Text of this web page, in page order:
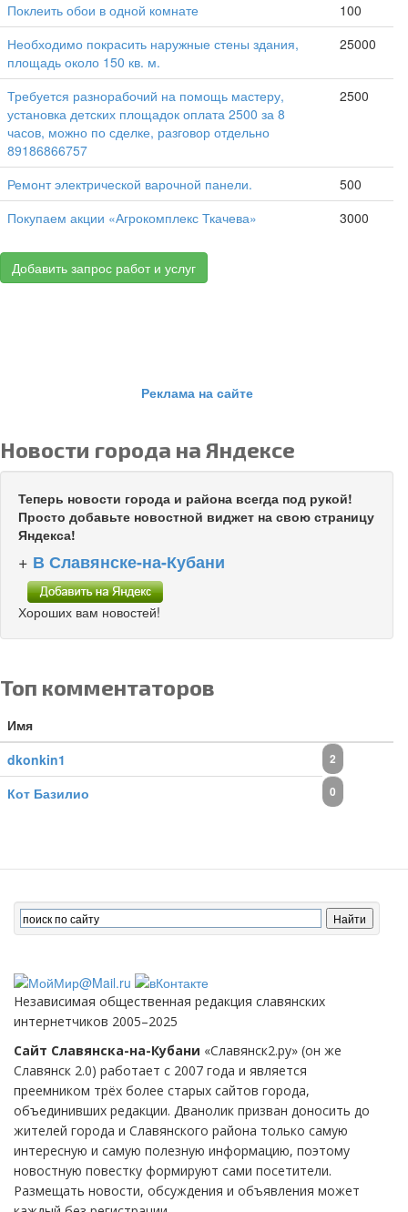
Поклеить обои в одной комнате
100
Необходимо покрасить наружные стены здания,
площадь около 150 кв. м.
25000
Требуется разнорабочий на помощь мастеру,
установка детских площадок оплата 2500 за 8
часов, можно по сделке, разговор отдельно
89186866757
2500
Ремонт электрической варочной панели.
500
Покупаем акции «Агрокомплекс Ткачева»
3000
Добавить запрос работ и услуг
Реклама на сайте
Новости города на Яндексе
Теперь новости города и района всегда под рукой!
Просто добавьте новостной виджет на свою страницу
Яндекса!
+ В Славянске-на-Кубани
Хороших вам новостей!
Топ комментаторов
Имя
dkonkin1
2
Кот Базилио 0
Независимая общественная редакция славянских
интернетчиков 2005–2025
Сайт Славянска-на-Кубани «Славянск2.ру» (он же
Славянск 2.0) работает с 2007 года и является
преемником трёх более старых сайтов города,
объединивших редакции. Дванолик призван доносить до
жителей города и Славянского района только самую
интересную и самую полезную информацию, поэтому
новостную повестку формируют сами посетители.
Размещать новости, обсуждения и объявления может